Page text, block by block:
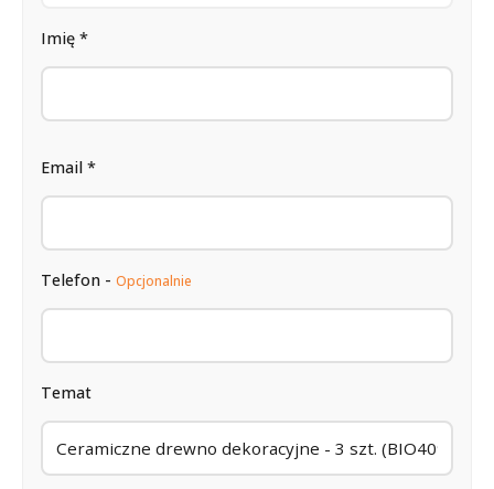
Imię *
Email *
Telefon - Opcjonalnie
Temat